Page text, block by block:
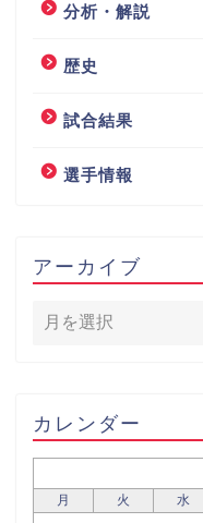
分析・解説
歴史
試合結果
選手情報
アーカイブ
カレンダー
月
火 水